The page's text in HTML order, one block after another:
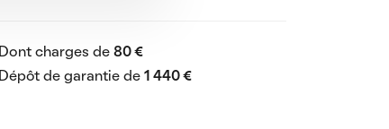
Dont charges de80 €
Dépôt de garantie de1 440 €